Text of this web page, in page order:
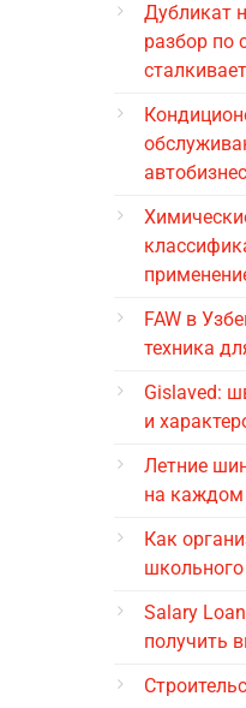
Дубликат
разбор по
FAW в
техника
Gislaved:
и
Летние
на каждом
Как
школьного
Salary
получить